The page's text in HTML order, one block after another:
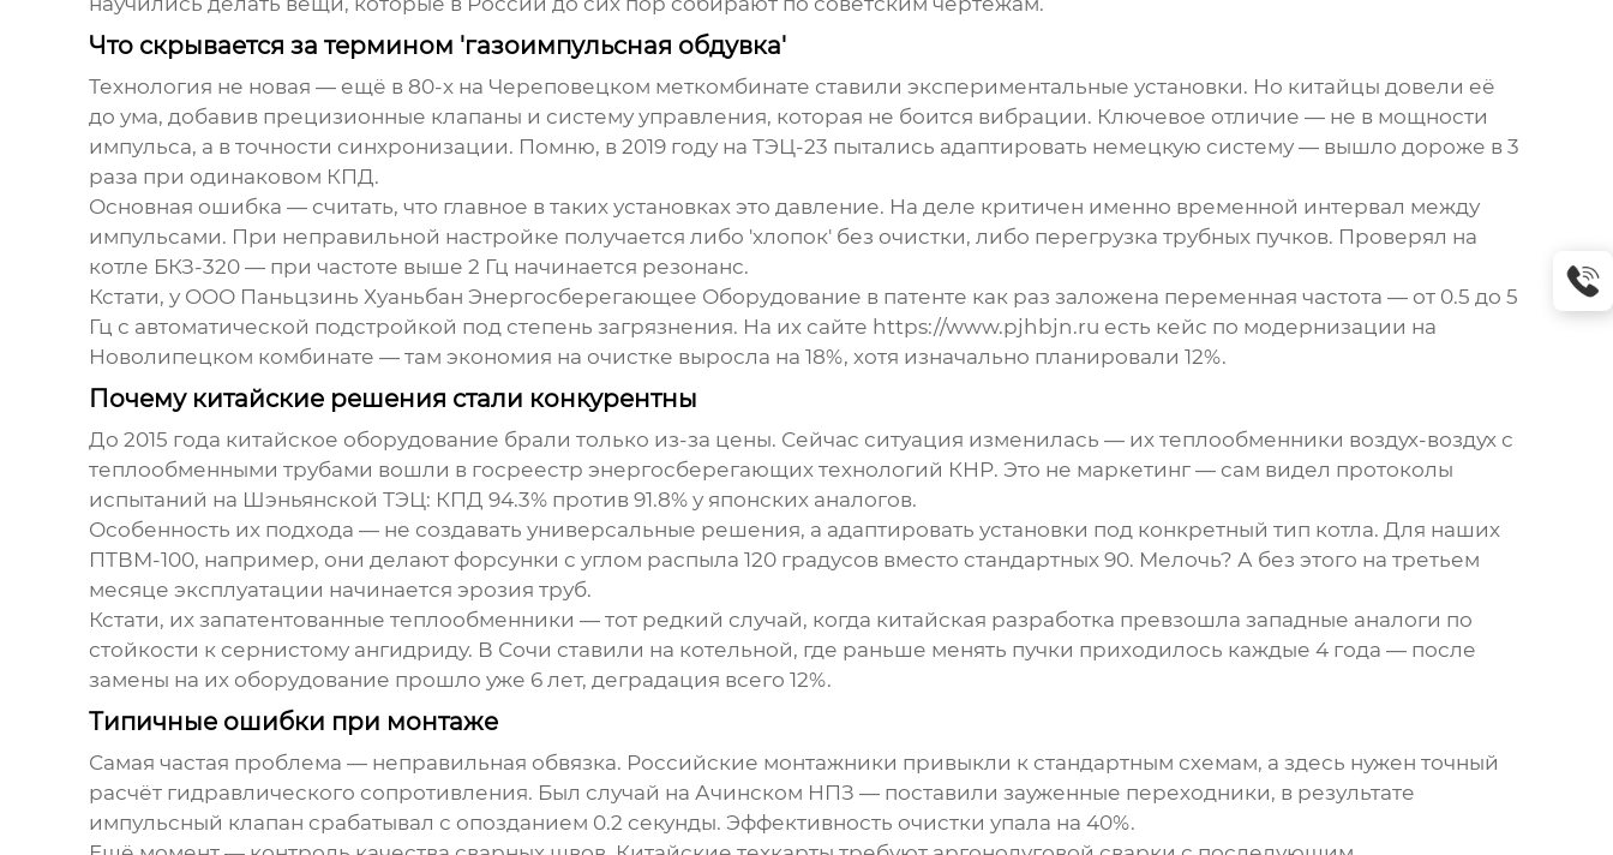
Что скрывается за термином 'газоимпульсная обдувка'
Технология не новая — ещё в 80-х на Череповецком меткомбинате ставили экспериментальные установки. Но китайцы довели её
до ума, добавив прецизионные клапаны и систему управления, которая не боится вибрации. Ключевое отличие — не в мощности
импульса, а в точности синхронизации. Помню, в 2019 году на ТЭЦ-23 пытались адаптировать немецкую систему — вышло дороже в 3
раза при одинаковом КПД.
Основная ошибка — считать, что главное в таких установках это давление. На деле критичен именно временной интервал между
импульсами. При неправильной настройке получается либо 'хлопок' без очистки, либо перегрузка трубных пучков. Проверял на
котле БКЗ-320 — при частоте выше 2 Гц начинается резонанс.
Кстати, у ООО Паньцзинь Хуаньбан Энергосберегающее Оборудование в патенте как раз заложена переменная частота — от 0.5 до 5
Гц с автоматической подстройкой под степень загрязнения. На их сайте https://www.pjhbjn.ru есть кейс по модернизации на
Новолипецком комбинате — там экономия на очистке выросла на 18%, хотя изначально планировали 12%.
Почему китайские решения стали конкурентны
До 2015 года китайское оборудование брали только из-за цены. Сейчас ситуация изменилась — их теплообменники воздух-воздух с
теплообменными трубами вошли в госреестр энергосберегающих технологий КНР. Это не маркетинг — сам видел протоколы
испытаний на Шэньянской ТЭЦ: КПД 94.3% против 91.8% у японских аналогов.
Особенность их подхода — не создавать универсальные решения, а адаптировать установки под конкретный тип котла. Для наших
ПТВМ-100, например, они делают форсунки с углом распыла 120 градусов вместо стандартных 90. Мелочь? А без этого на третьем
месяце эксплуатации начинается эрозия труб.
Кстати, их запатентованные теплообменники — тот редкий случай, когда китайская разработка превзошла западные аналоги по
стойкости к сернистому ангидриду. В Сочи ставили на котельной, где раньше менять пучки приходилось каждые 4 года — после
замены на их оборудование прошло уже 6 лет, деградация всего 12%.
Типичные ошибки при монтаже
Самая частая проблема — неправильная обвязка. Российские монтажники привыкли к стандартным схемам, а здесь нужен точный
расчёт гидравлического сопротивления. Был случай на Ачинском НПЗ — поставили зауженные переходники, в результате
импульсный клапан срабатывал с опозданием 0.2 секунды. Эффективность очистки упала на 40%.